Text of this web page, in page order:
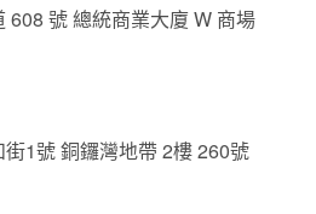
608 號 總統商業大廈 W 商場
1號 銅鑼灣地帶 2樓 260號